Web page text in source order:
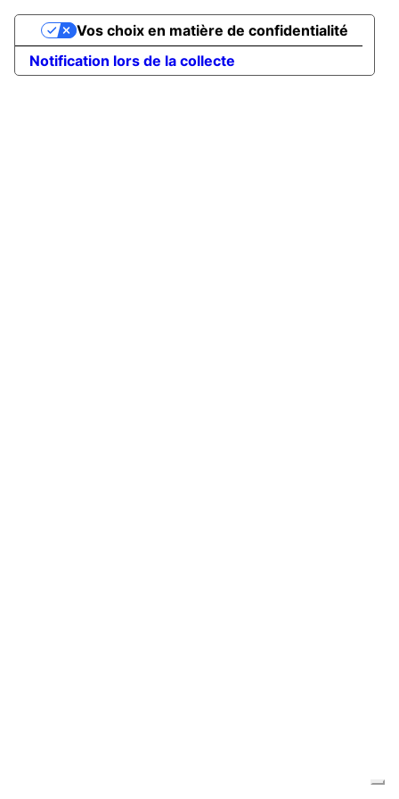
Notification lors de la collecte
Vos choix en matière de confidentialité